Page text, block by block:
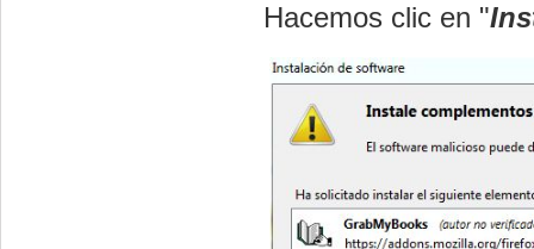
Hacemos clic en "